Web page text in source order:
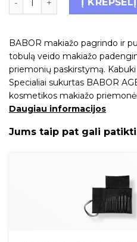
BABOR makiažo pagrindo ir
tobulą veido makiažo
priemonių paskirstymą.
Specialiai sukurtas BABOR
kosmetikos makiažo
Daugiau informacijos
Jums taip pat gali